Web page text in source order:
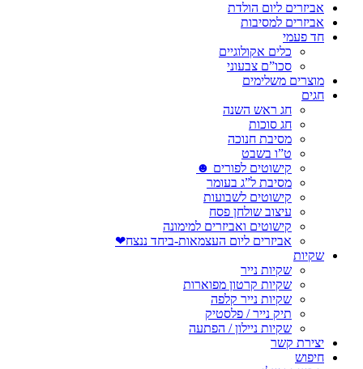
אביזרים ליום הולדת
אביזרים למסיבות
חד פעמי
כלים אקולוגיים
סכו”ם צבעוני
מוצרים משלימים
חגים
חג ראש השנה
חג סוכות
מסיבת חנוכה
ט”ו בשבט
קישוטים לפורים ☻
מסיבת ל”ג בעומר
קישוטים לשבועות
עיצוב שולחן פסח
קישוטים ואביזרים למימונה
אביזרים ליום העצמאות-ביחד ננצח❤
שקיות
שקיות נייר
שקיות קרטון מפוארות
שקיות נייר קלפה
תיק נייר / פלסטיק
שקיות ניילון / הפתעה
יצירת קשר
חיפוש